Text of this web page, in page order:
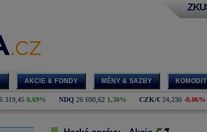
AKCIE & FONDY MĚNY & SAZBY
319,45 0,69% NDQ 26 690,62 1,30% CZK/€ 24,230 -0,06%